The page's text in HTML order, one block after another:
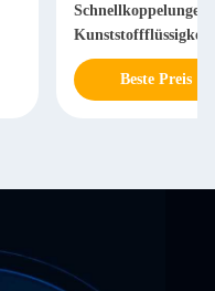
Schnellkoppelungen
Beste Preis